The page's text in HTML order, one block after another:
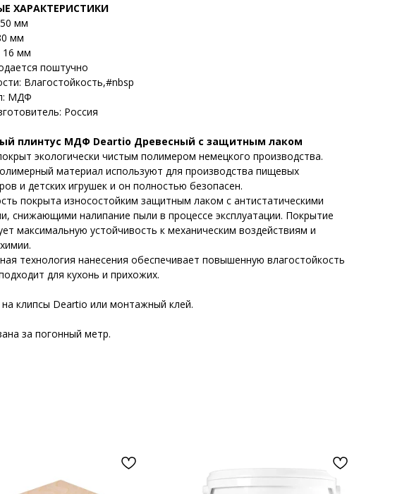
ХАРАКТЕРИСТИКИ
мм
мм
16 мм
поштучно
Влагостойкость,#nbsp
МДФ
Россия
плинтус МДФ Deartio Древесный с защитным лаком
экологически чистым полимером немецкого производства.
материал используют для производства пищевых
и детских игрушек и он полностью безопасен.
покрыта износостойким защитным лаком с антистатическими
снижающими налипание пыли в процессе эксплуатации. Покрытие
максимальную устойчивость к механическим воздействиям и
технология нанесения обеспечивает повышенную влагостойкость
для кухонь и прихожих.
на клипсы Deartio или монтажный клей.
за погонный метр.